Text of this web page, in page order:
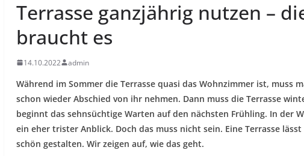
Terrasse ganzjährig nutzen –
braucht es
14.10.2022 admin
Während im Sommer die Terrasse quasi das Wohnzimmer ist, muss
schon wieder Abschied von ihr nehmen. Dann muss die Terrasse
beginnt das sehnsüchtige Warten auf den nächsten Frühling. In der
ein eher trister Anblick. Doch das muss nicht sein. Eine Terrasse
schön gestalten. Wir zeigen auf, wie das geht.